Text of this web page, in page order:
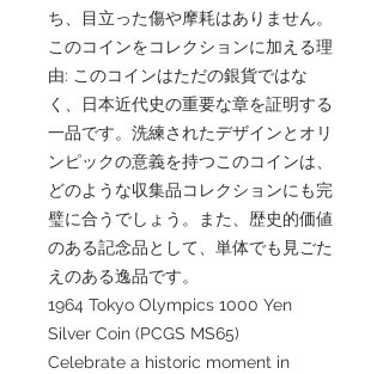
ち、目立った傷や摩耗はありません。
このコインをコレクションに加える理
由: このコインはただの銀貨ではな
く、日本近代史の重要な章を証明する
一品です。洗練されたデザインとオリ
ンピックの意義を持つこのコインは、
どのような収集品コレクションにも完
璧に合うでしょう。また、歴史的価値
のある記念品として、単体でも見ごた
えのある逸品です。
1964 Tokyo Olympics 1000 Yen
Silver Coin (PCGS MS65)
Celebrate a historic moment in